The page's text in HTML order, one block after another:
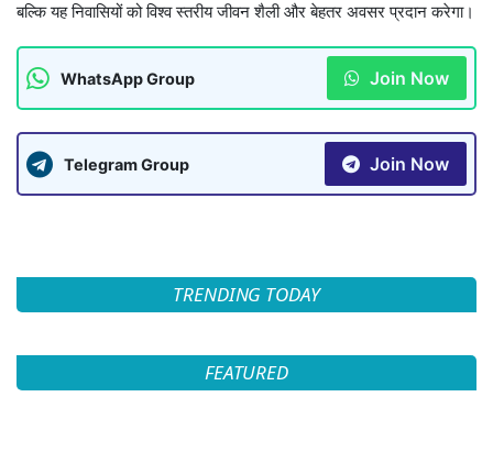
बल्कि यह निवासियों को विश्व स्तरीय जीवन शैली और बेहतर अवसर प्रदान करेगा।
WhatsApp Group Join Now
Telegram Group Join Now
TRENDING TODAY
FEATURED